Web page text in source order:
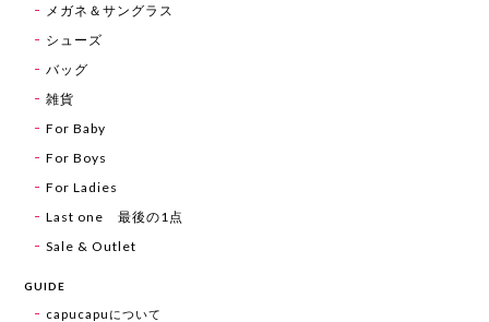
メガネ＆サングラス
シューズ
バッグ
雑貨
For Baby
For Boys
For Ladies
Last one 最後の1点
Sale & Outlet
GUIDE
capucapuについて